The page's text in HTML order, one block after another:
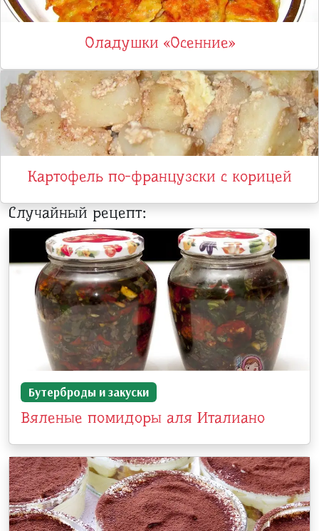
Оладушки «Осенние»
Картофель по-французски с корицей
Случайный рецепт:
Бутерброды и закуски
Вяленые помидоры аля Италиано